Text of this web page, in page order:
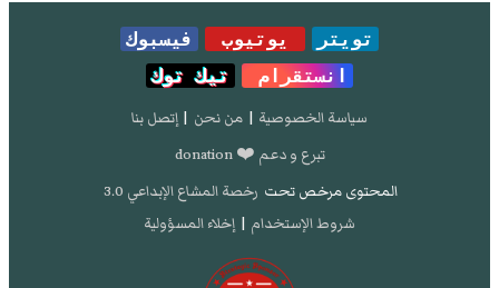
تويتر يوتيوب
فيسبوك
انستقرام
تيك توك
سياسة الخصوصية | من نحن | إتصل بنا
تبرع و دعم ❤️ donation
المحتوى مرخص تحت رخصة المشاع الإبداعي 3.0
شروط الإستخدام | إخلاء المسؤولية